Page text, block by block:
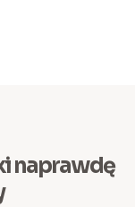
naprawdę